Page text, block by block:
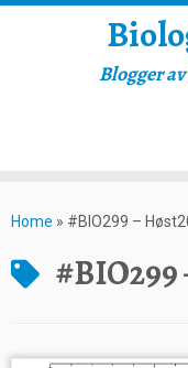
to
Blogger
Home » #BIO299 –
#BIO299